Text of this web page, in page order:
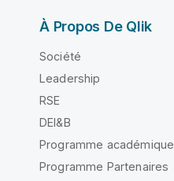
À Propos De Qlik
Société
Leadership
RSE
DEI&B
Programme académique
Programme Partenaires